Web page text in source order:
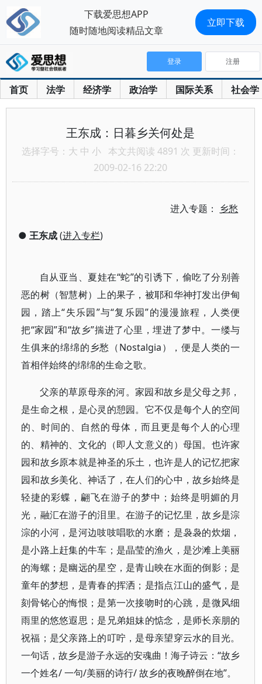
首页 法学 经济学 政治学 国际关系 社会学
登录 注册
王东成：日暮乡关何处是
选择字号： 大 中 小 本文共阅读 4891 次 更新时间：
2009-02-16 22:20
进入专题： 乡愁
● 王东成(进入专栏)
自从亚当、夏娃在“蛇”的引诱下，偷吃了分别善
恶的树（智慧树）上的果子，被耶和华神打发出伊甸
园，踏上“失乐园”与“复乐园”的漫漫旅程，人类便
把“家园”和“故乡”揣进了心里，埋进了梦中。一缕与
生俱来的绵绵的乡愁（Nostalgia），便是人类的一
首相伴始终的绵绵的生命之歌。
父亲的草原母亲的河。家园和故乡是父母之邦，
是生命之根，是心灵的憩园。它不仅是每个人的空间
的、时间的、自然的母体，而且更是每个人的心理
的、精神的、文化的（即人文意义的）母国。也许家
园和故乡原本就是神圣的乐土，也许是人的记忆把家
园和故乡美化、神话了，在人们的心中，故乡始终是
轻捷的彩蝶，翩飞在游子的梦中；始终是明媚的月
光，融汇在游子的泪里。在游子的记忆里，故乡是淙
淙的小河，是河边吱吱唱歌的水磨；是袅袅的炊烟，
是小路上赶集的牛车；是晶莹的渔火，是沙滩上美丽
的海螺；是幽远的星空，是青山映在水面的倒影；是
童年的梦想，是青春的挥洒；是指点江山的盛气，是
刻骨铭心的悔恨；是第一次接吻时的心跳，是微风细
雨里的悠悠遐思；是兄弟姐妹的惦念，是师长亲朋的
祝福；是父亲路上的叮咛，是母亲望穿云水的目光。
一句话，故乡是游子永远的安魂曲！海子诗云：“故乡
一个姓名/ 一句/美丽的诗行/ 故乡的夜晚醉倒在地”。
下载爱思想APP
随时随地阅读精品文章
立即下载